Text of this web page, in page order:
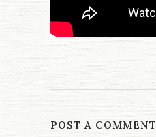
POST A COMMENT